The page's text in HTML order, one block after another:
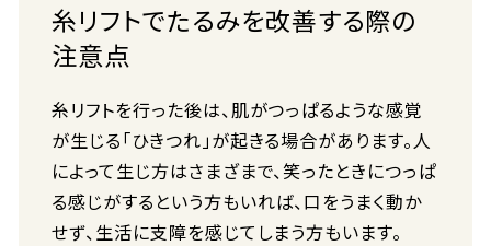
糸リフトでたるみを改善する際の
注意点
糸リフトを行った後は、肌がつっぱるような感覚
が生じる「ひきつれ」が起きる場合があります。人
によって生じ方はさまざまで、笑ったときにつっぱ
る感じがするという方もいれば、口をうまく動か
せず、生活に支障を感じてしまう方もいます。